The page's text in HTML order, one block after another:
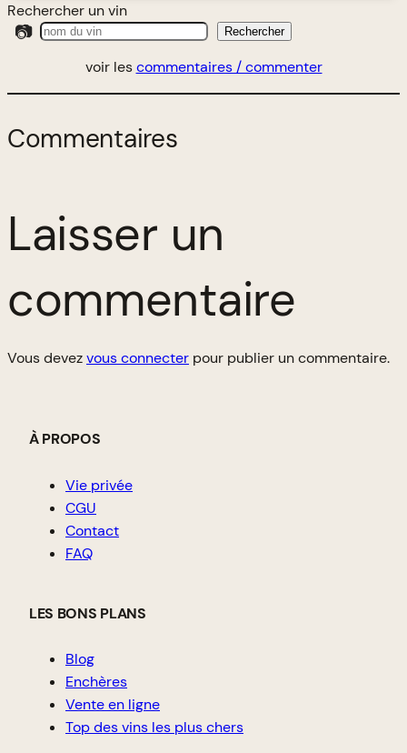
Rechercher un vin
📷 Rechercher
voir lescommentaires / commenter
Commentaires
Laisser un
commentaire
Vous devezvous connecter pour publier un commentaire.
À PROPOS
Vie privée
CGU
Contact
FAQ
LES BONS PLANS
Blog
Enchères
Vente en ligne
Top des vins les plus chers